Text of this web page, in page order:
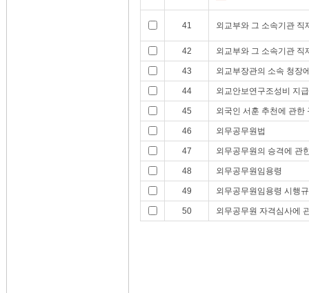
41 외교부와 그 소속기관 직
42 외교부와 그 소속기관 직
43 외교부장관의 소속 청장
44 외교안보연구조성비 지
45 외국인 서훈 추천에 관한
46 외무공무원법
47 외무공무원의 승격에 관
48 외무공무원임용령
49 외무공무원임용령 시행
50 외무공무원 자격심사에